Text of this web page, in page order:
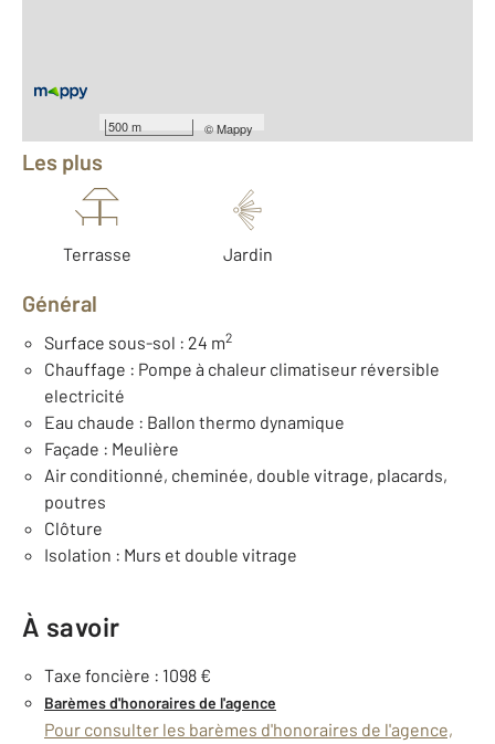
500 m ©Mappy
Équipements
Les plus
Terrasse Jardin
Général
Surface sous-sol : 24 m2
Chauffage : Pompe à chaleur climatiseur réversible
electricité
Eau chaude : Ballon thermo dynamique
Façade : Meulière
Air conditionné, cheminée, double vitrage, placards,
poutres
Clôture
Isolation : Murs et double vitrage
À savoir
Taxe foncière : 1098 €
Barèmes d'honoraires de l'agence
Pour consulter les barèmes d'honoraires de l'agence,